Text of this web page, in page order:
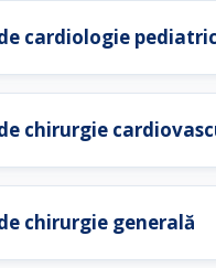
cardiologie
chirurgie
chirurgie generală